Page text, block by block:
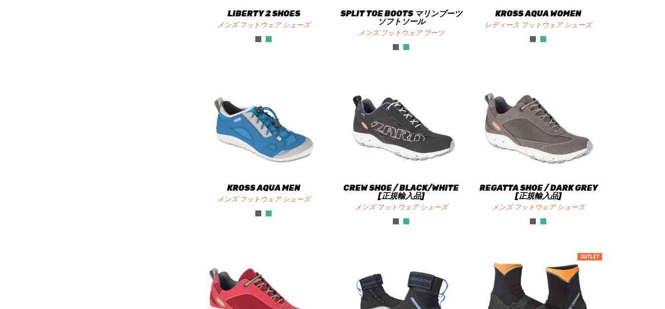
LIBERTY 2 SHOES
メンズ フットウェア シューズ
SPLIT TOE BOOTS マリンブーツ
ソフトソール
メンズ フットウェア ブーツ
KROSS AQUA WOMEN
レディース フットウェア シューズ
KROSS AQUA MEN
メンズ フットウェア シューズ
CREW SHOE / BLACK/WHITE
[正規輸入品]
メンズ フットウェア シューズ
REGATTA SHOE / DARK GREY
[正規輸入品]
メンズ フットウェア シューズ
OUTLET